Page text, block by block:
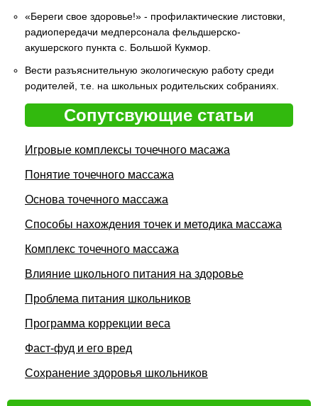
«Береги свое здоровье!» - профилактические листовки,
радиопередачи медперсонала фельдшерско-
акушерского пункта с. Большой Кукмор.
Вести разъяснительную экологическую работу среди
родителей, т.е. на школьных родительских собраниях.
Сопутсвующие статьи
Игровые комплексы точечного масажа
Понятие точечного массажа
Основа точечного массажа
Способы нахождения точек и методика массажа
Комплекс точечного массажа
Влияние школьного питания на здоровье
Проблема питания школьников
Программа коррекции веса
Фаст-фуд и его вред
Сохранение здоровья школьников